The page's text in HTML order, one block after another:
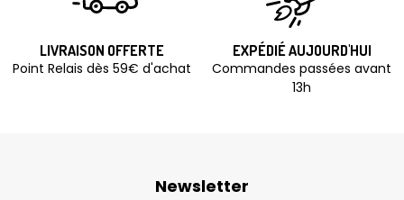
LIVRAISON OFFERTE
Point Relais dès 59€ d'achat
EXPÉDIÉ AUJOURD'HUI
Commandes passées avant
13h
Newsletter